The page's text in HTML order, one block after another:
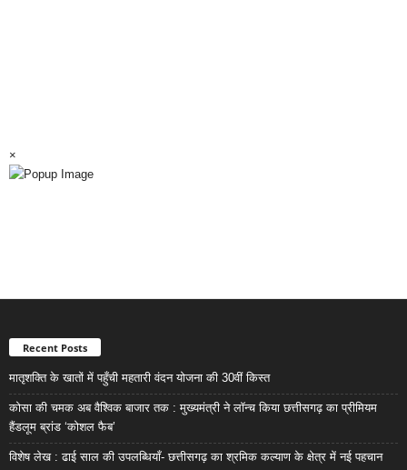
×
Recent Posts
मातृशक्ति के खातों में पहुँची महतारी वंदन योजना की 30वीं किस्त
कोसा की चमक अब वैश्विक बाजार तक : मुख्यमंत्री ने लॉन्च किया छत्तीसगढ़ का प्रीमियम
हैंडलूम ब्रांड ‘कोशल फैब’
विशेष लेख : ढाई साल की उपलब्धियाँ- छत्तीसगढ़ का श्रमिक कल्याण के क्षेत्र में नई पहचान